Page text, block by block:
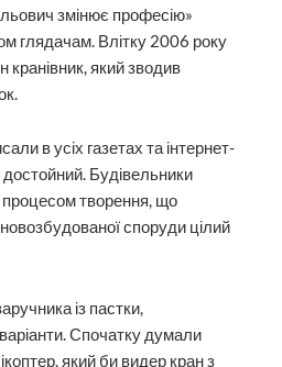
змінює професію»
глядачам. Влітку 2006 року
кранівник, який зводив
в усіх газетах та інтернет-
достойний. Будівельники
процесом творення, що
споруди цілий
із пастки,
Спочатку думали
який би видер кран з